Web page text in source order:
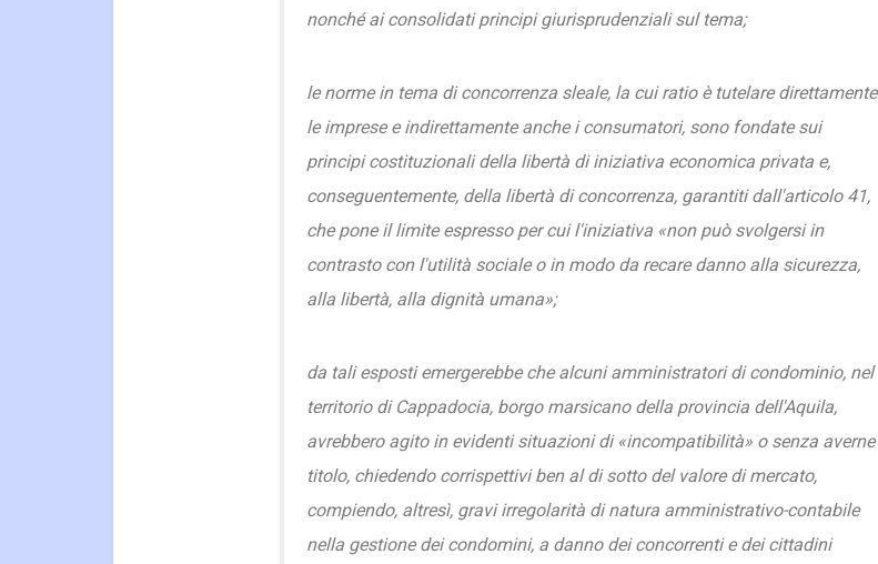
nonché ai consolidati principi giurisprudenziali sul tema;
le norme in tema di concorrenza sleale, la cuiratioè tutelare direttamente
le imprese e indirettamente anche i consumatori, sono fondate sui
principi costituzionali della libertà di iniziativa economica privata e,
conseguentemente, della libertà di concorrenza, garantiti dall'articolo 41,
che pone il limite espresso per cui l'iniziativa «non può svolgersi in
contrasto con l'utilità sociale o in modo da recare danno alla sicurezza,
alla libertà, alla dignità umana»;
da tali esposti emergerebbe che alcuni amministratori di condominio, nel
territorio di Cappadocia, borgo marsicano della provincia dell'Aquila,
avrebbero agito in evidenti situazioni di «incompatibilità» o senza averne
titolo, chiedendo corrispettivi ben al di sotto del valore di mercato,
compiendo, altresì, gravi irregolarità di natura amministrativo-contabile
nella gestione dei condomini, a danno dei concorrenti e dei cittadini